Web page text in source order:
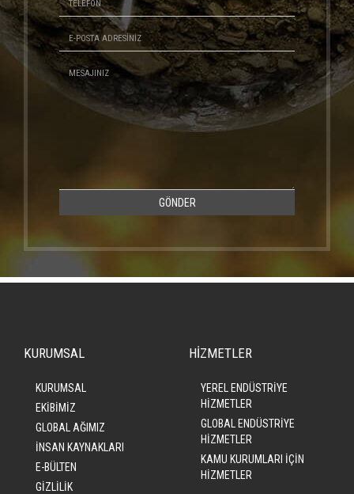
GÖNDER
KURUMSAL
KURUMSAL
EKİBİMİZ
GLOBAL AĞIMIZ
İNSAN KAYNAKLARI
E-BÜLTEN
GİZLİLİK
HİZMETLER
YEREL ENDÜSTRİYE
HİZMETLER
GLOBAL ENDÜSTRİYE
HİZMETLER
KAMU KURUMLARI İÇİN
HİZMETLER